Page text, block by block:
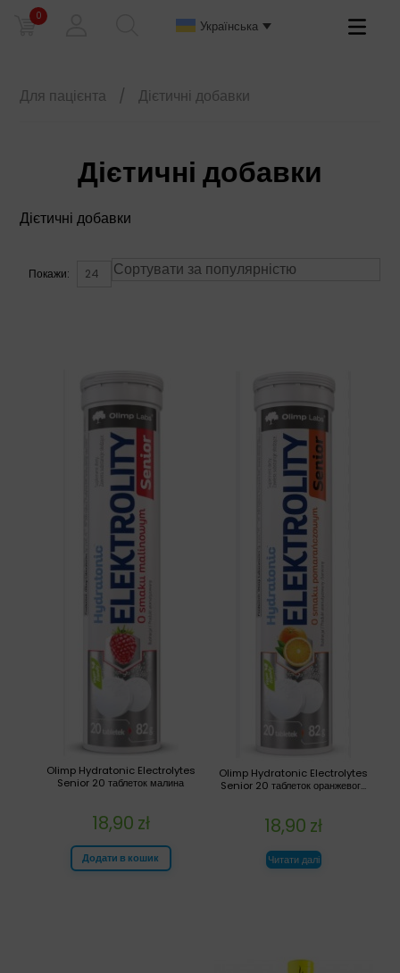
0
Українська
Primary
Для пацієнта / Дієтичні добавки
Дієтичні добавки
Дієтичні добавки
Покажи:
Olimp Hydratonic Electrolytes
Senior 20 таблеток оранжевог...
18,90 zł
Читати далі
Olimp Hydratonic Electrolytes
Senior 20 таблеток малина
18,90 zł
Додати в кошик